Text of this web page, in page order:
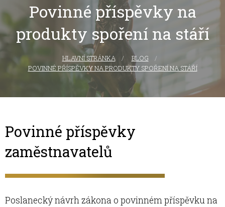
Povinné příspěvky na
produkty spoření na stáří
HLAVNÍ STRÁNKA CURRENT:
BLOG
POVINNÉ PŘÍSPĚVKY NA PRODUKTY SPOŘENÍ NA STÁŘÍ
Povinné příspěvky
zaměstnavatelů
Poslanecký návrh zákona o povinném příspěvku na